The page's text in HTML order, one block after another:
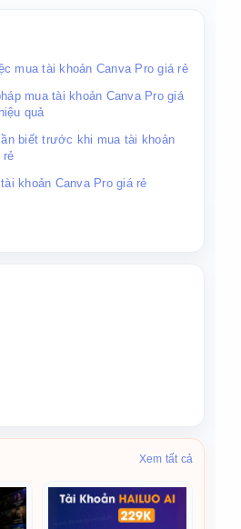
mua tài khoản Canva Pro giá rẻ
mua tài khoản Canva Pro giá
quả
biết trước khi mua tài khoản
rẻ
khoản Canva Pro giá rẻ
Xem tất cả